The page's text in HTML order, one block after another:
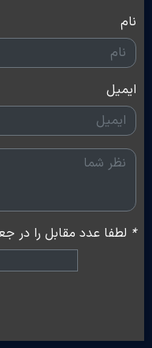
نام
ایمیل
* لطفا عدد مقابل را در